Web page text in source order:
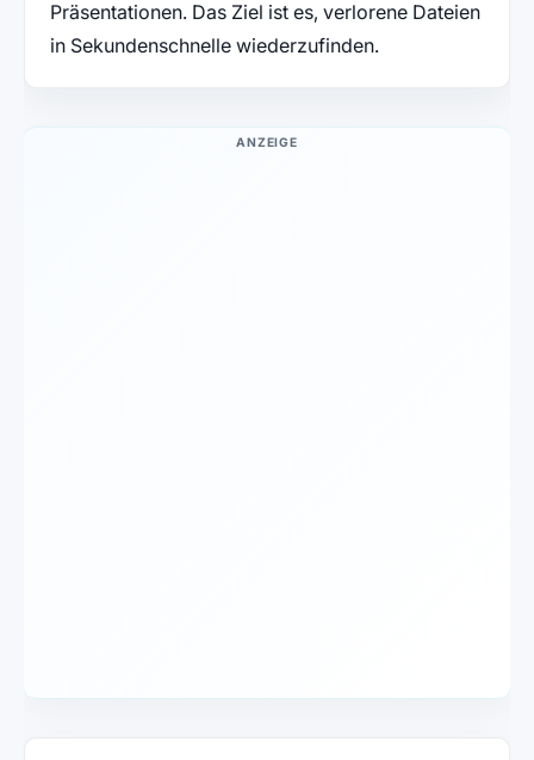
Präsentationen. Das Ziel ist es, verlorene Dateien
in Sekundenschnelle wiederzufinden.
ANZEIGE